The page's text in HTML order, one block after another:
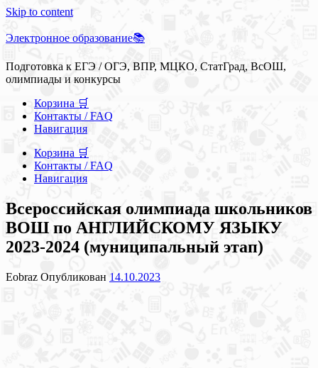
Skip to content
Электронное образование📚
Подготовка к ЕГЭ / ОГЭ, ВПР, МЦКО, СтатГрад, ВсОШ,
олимпиады и конкурсы
Корзина 🛒
Контакты / FAQ
Навигация
Корзина 🛒
Контакты / FAQ
Навигация
Всероссийская олимпиада школьников
ВОШ по АНГЛИЙСКОМУ ЯЗЫКУ
2023-2024 (муниципальный этап)
Eobraz Опубликован 14.10.2023